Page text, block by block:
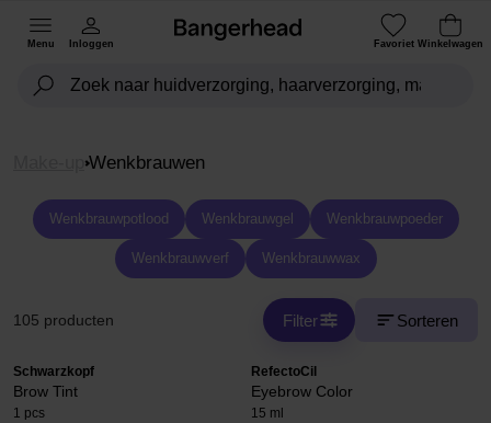
Menu Inloggen Favoriet Winkelwagen
Wenkbrauwen
Wenkbrauwpotlood Wenkbrauwgel Wenkbrauwpoeder
Wenkbrauwverf Wenkbrauwwax
105 producten Filter Sorteren
Schwarzkopf
Brow Tint
1 pcs
RefectoCil
Eyebrow Color
15 ml